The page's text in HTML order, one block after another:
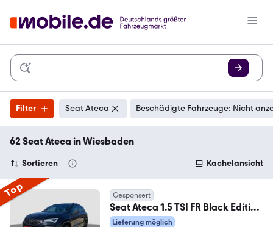
Filter Seat Ateca Beschädigte Fahrzeuge: Nicht
62 Seat Ateca in Wiesbaden
Sortieren Kachelansicht
Top Gesponsert
Seat Ateca 1.5 TSI FR Black Edition
AHK 360 eHECK SHZ
Lieferung möglich